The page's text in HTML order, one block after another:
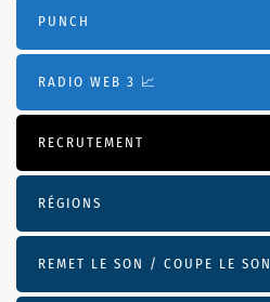
PUNCH
RADIO WEB 3 📈
RECRUTEMENT
RÉGIONS
REMET LE SON / COUPE LE SON